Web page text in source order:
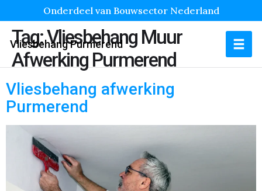
Onderdeel van Bouwsector Nederland
Vliesbehang Purmerend
Tag:Vliesbehang Muur
Afwerking Purmerend
Vliesbehang afwerking
Purmerend